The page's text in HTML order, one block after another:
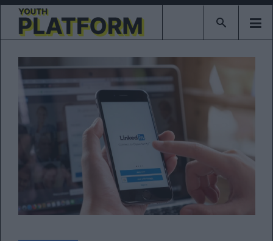
Type 2 or